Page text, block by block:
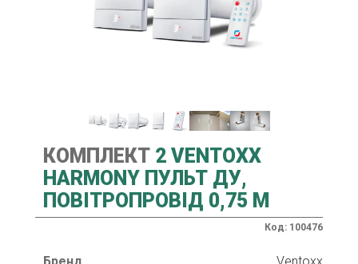
КОМПЛЕКТ 2 VENTOXX
HARMONY ПУЛЬТ ДУ,
ПОВІТРОПРОВІД 0,75 М
Код: 100476